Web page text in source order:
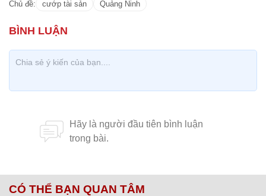
Chủ đề: cướp tài sản Quảng Ninh
CÓ THỂ BẠN QUAN TÂM